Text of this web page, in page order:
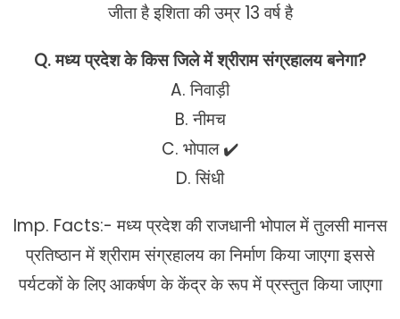
जीता है इशिता की उम्र 13 वर्ष है
Q. मध्य प्रदेश के किस जिले में श्रीराम संग्रहालय बनेगा?
A. निवाड़ी
B. नीमच
C. भोपाल ✔️
D. सिंधी
Imp. Facts:- मध्य प्रदेश की राजधानी भोपाल में तुलसी मानस
प्रतिष्ठान में श्रीराम संग्रहालय का निर्माण किया जाएगा इससे
पर्यटकों के लिए आकर्षण के केंद्र के रूप में प्रस्तुत किया जाएगा